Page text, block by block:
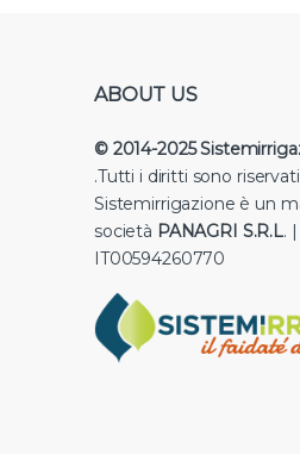
ABOUT US
© 2014-2025
.Tutti i diritti sono riservati
Sistemirrigazione è un
società PANAGRI S.R.L.
IT00594260770